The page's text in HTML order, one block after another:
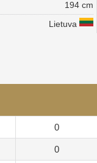
194 cm
Lietuva
0
0